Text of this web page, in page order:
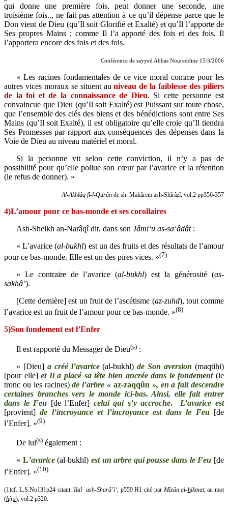
qui donne une première fois, peut donner une seconde, une
troisième fois.., ne fait pas attention à ce qu’il dépense parce que le
Don vient de Dieu (qu’Il soit Glorifié et Exalté) et qu’Il l’apporte de
Ses propres Mains ; comme Il l’a apporté des fois et des fois, Il
l’apportera encore des fois et des fois.
Conférence de sayyed Abbas Noureddine 15/3/2006
« Les racines fondamentales de ce vice moral comme pour les
autres vices moraux se situent auniveau de la faiblesse des piliers
de la foi et de la connaissance de Dieu. Si cette personne est
convaincue que Dieu (qu’Il soit Exalté) est Puissant sur toute chose,
que l’ensemble des clés des biens et des bénédictions sont entre Ses
Mains (qu’Il soit Exalté), il est obligatoire qu’elle croie qu’Il tiendra
Ses Promesses par rapport aux conséquences des dépenses dans la
Voie de Dieu au niveau matériel et moral.
Si la personne vit selon cette conviction, il n’y a pas de
possibilité pour qu’elle pollue son cœur par l’avarice et la rétention
(le refus de donner). »
Al-Akhlâq fî-l-Qurân de sh. Makârem ash-Shîrâzî, vol.2 pp356-357
4)L’amour pour ce bas-monde et ses corollaires
Ash-Sheikh an-Narâqî dit, dans son Jâmi‘u as-sa‘âdât:
« L’avarice (al-bukhl) est un des fruits et des résultats de l’amour
pour ce bas-monde. Elle est un des pires vices. »(7)
« Le contraire de l’avarice (al-bukhl) est la générosité (as-
sakhâ’).
[Cette dernière] est un fruit de l’ascétisme (az-zuhd), tout comme
l’avarice est un fruit de l’amour pour ce bas-monde. »(8)
5)Son fondement est l’Enfer
Il est rapporté du Messager de Dieu(s) :
« [Dieu] a créé l’avarice(al-bukhl)de Son aversion (maqtihi)
[pour elle]et Il a placé sa tête bien ancrée dans le fondement(le
tronc ou les racines)de l’arbre « az-zaqqûn », en a fait descendre
certaines branches vers le monde ici-bas. Ainsi, elle fait entrer
dans le Feu [de l’Enfer] celui qui s’y accroche.
L’avarice est
[provient]de l’incroyance et l’incroyance est dans le Feu[de
l’Enfer]. »(9)
De lui(s) également :
« L’avarice(al-bukhl) est un arbre qui pousse dans le Feu [de
l’Enfer]. »(10)
(1)cf. L.S.No131p24 citant ‘Ilal ash-Sharâ’i‘, p559 H1 cité par Mîzân al-hikmat, au mot
(hirs), vol.2 p320.